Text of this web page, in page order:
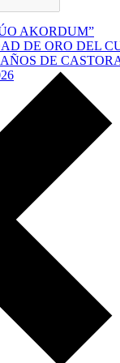
AKORDUM”
DE ORO DEL
DE